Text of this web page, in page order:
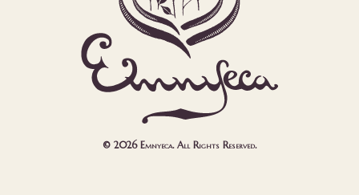
© 2026 Emnyeca. All Rights Reserved.